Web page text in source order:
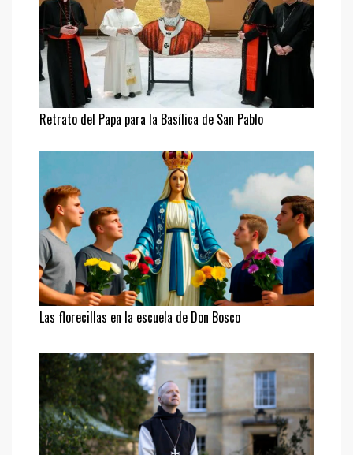
Retrato del Papa para la Basílica de San Pablo
Las florecillas en la escuela de Don Bosco